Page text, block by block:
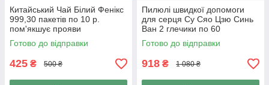
Китайський Чай Білий Фенікс
999,30 пакетів по 10 р.
пом'якшує прояви
клімактеричного синдрому.
Готово до відправки
425 ₴ 500 ₴
Пилюлі швидкої допомоги
для серця Су Сяо Цзю Синь
Ван 2 глечики по 60
сублінгвальних пилюль 120
пілюль
Готово до відправки
918 ₴ 1 080 ₴